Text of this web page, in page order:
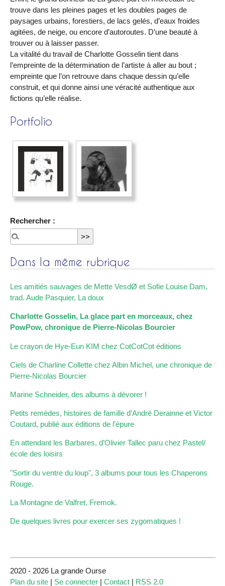
trouve dans les pleines pages et les doubles pages de
paysages urbains, forestiers, de lacs gelés, d’eaux froides
agitées, de neige, ou encore d’autoroutes. D’une beauté à
trouver ou à laisser passer.
La vitalité du travail de Charlotte Gosselin tient dans
l’empreinte de la détermination de l’artiste à aller au bout ;
empreinte que l’on retrouve dans chaque dessin qu’elle
construit, et qui donne ainsi une véracité authentique aux
fictions qu’elle réalise.
Portfolio
Rechercher :
Dans la même rubrique
Les amitiés sauvages de Mette VesdØ et Sofie Louise Dam,
trad. Aude Pasquier, La doux
Charlotte Gosselin, La glace part en morceaux, chez
PowPow, chronique de Pierre-Nicolas Bourcier
Le crayon de Hye-Eun KIM chez CotCotCot éditions
Ciels de Charline Collette chez Albin Michel, une chronique de
Pierre-Nicolas Bourcier
Marine Schneider, des albums à dévorer !
Petits remèdes, histoires de famille d’André Derainne et Victor
Coutard, publié aux éditions de l’épure
En attendant les Barbares, d’Olivier Tallec paru chez Pastel/
école des loisirs
"Sortir du ventre du loup", 3 albums pour tous les Chaperons
Rouge.
La Montagne de Valfret, Fremok.
De quelques livres pour exercer ses zygomatiques !
2020 - 2026 La grande Ourse
Plan du site | Se connecter | Contact | RSS 2.0